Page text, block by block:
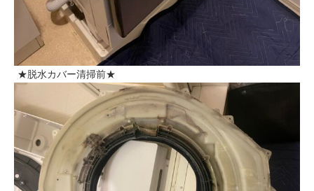
★脱水カバー清掃前★